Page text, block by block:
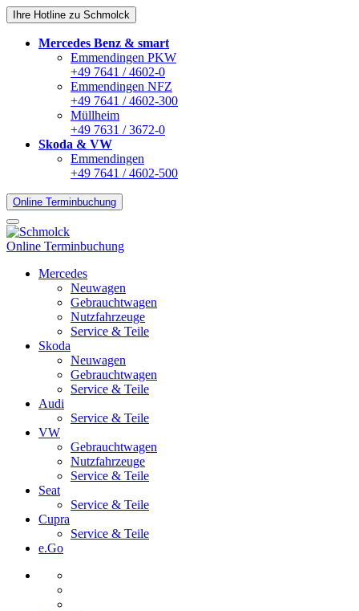
Ihre Hotline zu Schmolck
Mercedes Benz & smart
Emmendingen PKW
+49 7641 / 4602-0
Emmendingen NFZ
+49 7641 / 4602-300
Müllheim
+49 7631 / 3672-0
Skoda & VW
Emmendingen
+49 7641 / 4602-500
Online Terminbuchung
Online Terminbuchung
Mercedes
Neuwagen
Gebrauchtwagen
Nutzfahrzeuge
Service & Teile
Skoda
Neuwagen
Gebrauchtwagen
Service & Teile
Audi
Service & Teile
VW
Gebrauchtwagen
Nutzfahrzeuge
Service & Teile
Seat
Service & Teile
Cupra
Service & Teile
e.Go